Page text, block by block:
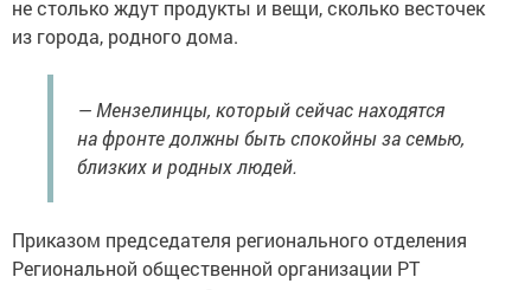
не столько ждут продукты и вещи, сколько весточек
из города, родного дома.
— Мензелинцы, который сейчас находятся
на фронте должны быть спокойны за семью,
близких и родных людей.
Приказом председателя регионального отделения
Региональной общественной организации РТ